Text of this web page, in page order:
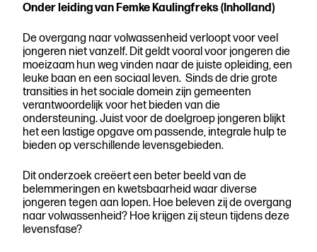
Onder leiding van Femke Kaulingfreks (Inholland)
De overgang naar volwassenheid verloopt voor veel
jongeren niet vanzelf. Dit geldt vooral voor jongeren die
moeizaam hun weg vinden naar de juiste opleiding, een
leuke baan en een sociaal leven. Sinds de drie grote
transities in het sociale domein zijn gemeenten
verantwoordelijk voor het bieden van die
ondersteuning. Juist voor de doelgroep jongeren blijkt
het een lastige opgave om passende, integrale hulp te
bieden op verschillende levensgebieden.
Dit onderzoek creëert een beter beeld van de
belemmeringen en kwetsbaarheid waar diverse
jongeren tegen aan lopen. Hoe beleven zij de overgang
naar volwassenheid? Hoe krijgen zij steun tijdens deze
levensfase?